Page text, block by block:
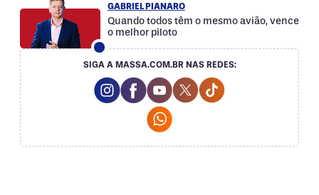
GABRIEL PIANARO
Quando todos têm o mesmo avião, vence
o melhor piloto
SIGA A MASSA.COM.BR NAS REDES:
Instagram Social Media
Facebook Social Media
Youtube Social Media
Twitter Social Media
Tiktok Social